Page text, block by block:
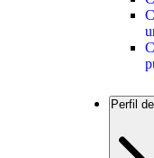
Perfil